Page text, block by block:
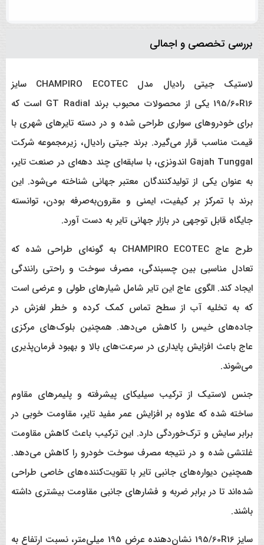
بررسی تخصصی و اجمالی
لاستیک جیتی رادیال مدل CHAMPIRO ECOTEC سایز
195/60R16 یکی از محصولات محبوب برند GT Radial است که
برای خودروهای سواری طراحی شده و در دسته تایرهای شهری با
قیمت مناسب قرار می‌گیرد. برند جیتی رادیال، زیرمجموعه شرکت
Gajah Tunggal اندونزی، با سابقه‌ای چند دهه‌ای در صنعت تایر،
به عنوان یکی از تولیدکنندگان معتبر جهانی شناخته می‌شود. این
برند با تمرکز بر کیفیت، ایمنی و مقرون‌به‌صرفه بودن، توانسته
جایگاه قابل توجهی در بازار جهانی تایر به دست آورد.
طرح عاج CHAMPIRO ECOTEC به گونه‌ای طراحی شده که
تعادل مناسبی بین چسبندگی، مصرف سوخت و راحتی رانندگی
ایجاد کند. الگوی عاج این تایر شامل شیارهای طولی و عرضی است
که به تخلیه آب از سطح تماس کمک کرده و خطر لغزش در
جاده‌های خیس را کاهش می‌دهد. همچنین بلوک‌های مرکزی
عاج باعث افزایش پایداری در سرعت‌های بالا و بهبود فرمان‌پذیری
می‌شوند.
جنس لاستیک از ترکیب سیلیکای پیشرفته و پلیمرهای مقاوم
ساخته شده که علاوه بر افزایش عمر مفید تایر، مقاومت خوبی در
برابر سایش و ترک‌خوردگی دارد. این ترکیب باعث کاهش مقاومت
غلتشی شده و در نتیجه مصرف سوخت خودرو را کاهش می‌دهد.
همچنین دیواره‌های جانبی تایر با تقویت‌کننده‌های خاصی طراحی
شده‌اند تا در برابر ضربه و فشارهای جانبی مقاومت بیشتری داشته
باشند.
سایز 195/60R16 نشان‌دهنده عرض 195 میلی‌متر، نسبت ارتفاع به